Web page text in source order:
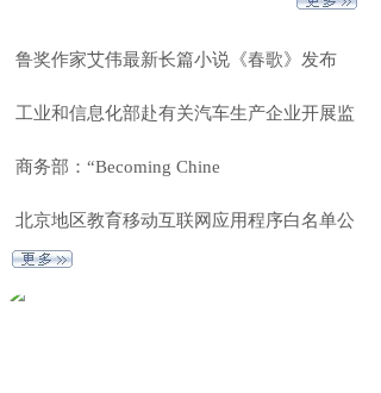
鲁奖作家艾伟最新长篇小说《春歌》发布
工业和信息化部赴有关汽车生产企业开展监
商务部：“Becoming Chine
北京地区教育移动互联网应用程序白名单公